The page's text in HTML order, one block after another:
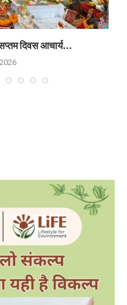
दिवस आचार्य...